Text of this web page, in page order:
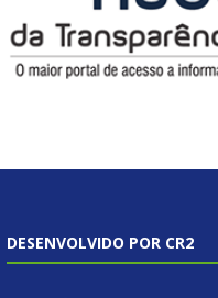
DESENVOLVIDO POR CR2